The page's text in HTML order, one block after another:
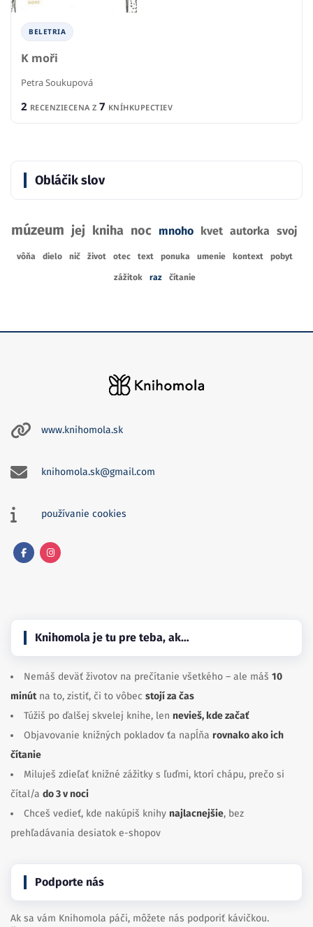
BELETRIA
K moři
Petra Soukupová
2 RECENZIECENA Z 7 KNÍHKUPECTIEV
Obláčik slov
múzeum jej kniha noc mnoho kvet autorka svoj
vôňa dielo nič život otec text ponuka umenie kontext pobyt
zážitok raz čítanie
www.knihomola.sk
knihomola.sk@gmail.com
používanie cookies
Knihomola je tu pre teba, ak…
Nemáš deväť životov na prečítanie všetkého – ale máš 10
minútna to, zistiť, či to vôbec stojí za čas
Túžiš po ďalšej skvelej knihe, len nevieš, kde začať
Objavovanie knižných pokladov ťa napĺňa rovnako ako ich
čítanie
Miluješ zdieľať knižné zážitky s ľuďmi, ktorí chápu, prečo si
čítal/a do 3 v noci
Chceš vedieť, kde nakúpiš knihy najlacnejšie, bez
prehľadávania desiatok e-shopov
Podporte nás
Ak sa vám Knihomola páči, môžete nás podporiť kávičkou.